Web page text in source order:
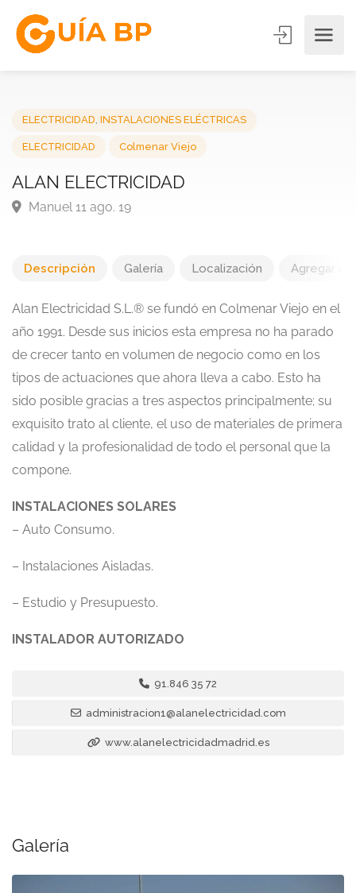
ALAN ELECTRICIDAD
Descripción Galería Localización Agregar
Alan Electricidad S.L.® se fundó en Colmenar Viejo en el
año 1991. Desde sus inicios esta empresa no ha parado
de crecer tanto en volumen de negocio como en los
tipos de actuaciones que ahora lleva a cabo. Esto ha
sido posible gracias a tres aspectos principalmente; su
exquisito trato al cliente, el uso de materiales de primera
calidad y la profesionalidad de todo el personal que la
compone.
INSTALACIONES SOLARES
– Auto Consumo.
– Instalaciones Aisladas.
– Estudio y Presupuesto.
INSTALADOR AUTORIZADO
91.846 35 72
administracion1@alanelectricidad.com
www.alanelectricidadmadrid.es
Galería